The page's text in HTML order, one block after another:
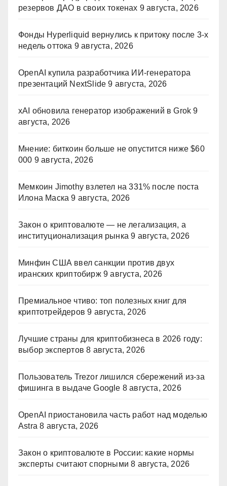
резервов ДАО в своих токенах 9 августа, 2026
Фонды Hyperliquid вернулись к притоку после 3-х
недель оттока 9 августа, 2026
OpenAI купила разработчика ИИ-генератора
презентаций NextSlide 9 августа, 2026
xAI обновила генератор изображений в Grok 9
августа, 2026
Мнение: биткоин больше не опустится ниже $60
000 9 августа, 2026
Мемкоин Jimothy взлетел на 331% после поста
Илона Маска 9 августа, 2026
Закон о криптовалюте — не легализация, а
институционализация рынка 9 августа, 2026
Минфин США ввел санкции против двух
иранских криптобирж 9 августа, 2026
Премиальное чтиво: топ полезных книг для
криптотрейдеров 9 августа, 2026
Лучшие страны для криптобизнеса в 2026 году:
выбор экспертов 8 августа, 2026
Пользователь Trezor лишился сбережений из-за
фишинга в выдаче Google 8 августа, 2026
OpenAI приостановила часть работ над моделью
Astra 8 августа, 2026
Закон о криптовалюте в России: какие нормы
эксперты считают спорными 8 августа, 2026